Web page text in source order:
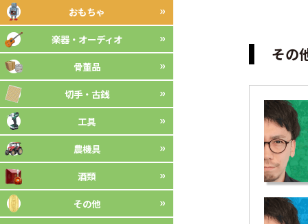
おもちゃ
楽器・オーディオ
骨董品
切手・古銭
工具
農機具
酒類
その他
その